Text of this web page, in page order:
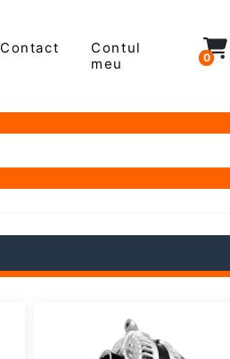
Contact
Contul
meu
0